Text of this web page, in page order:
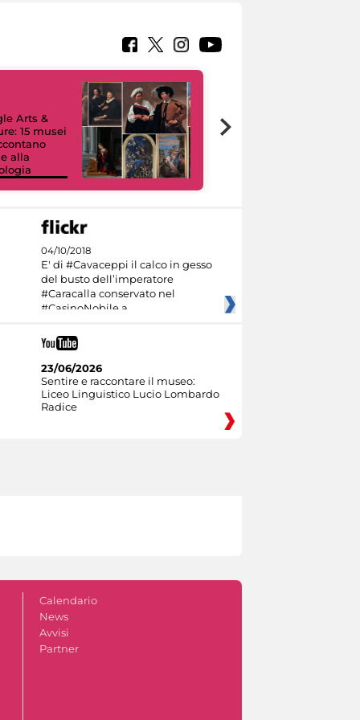
Arts &
15 musei
alla
04/10/2018
E' di #Cavaceppi il calco in gesso
del busto dell’imperatore
#Caracalla conservato nel
#CasinoNobile a
23/06/2026
Sentire e raccontare il museo:
Liceo Linguistico Lucio Lombardo
Radice
Calendario
News
Avvisi
Partner